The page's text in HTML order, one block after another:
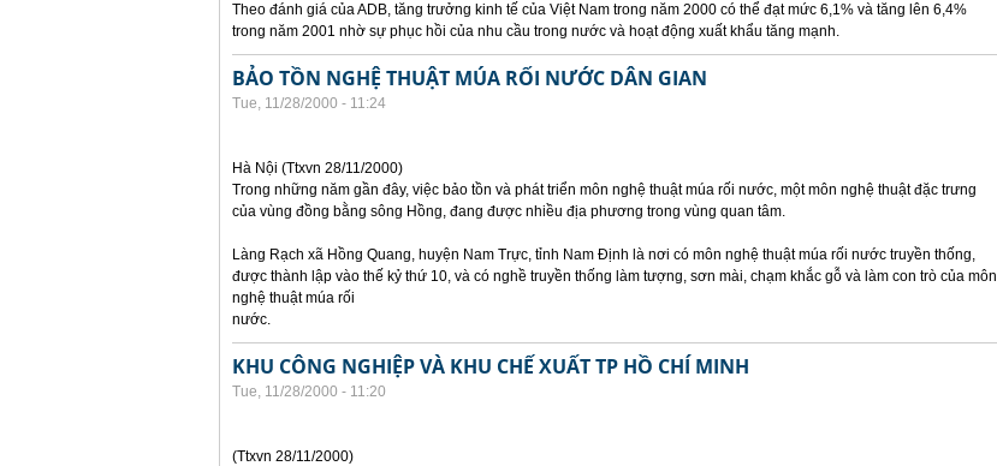
Theo đánh giá của ADB, tăng trưởng kinh tế của Việt Nam trong năm 2000 có thể đạt mức 6,1% và tăng lên 6,4%
trong năm 2001 nhờ sự phục hồi của nhu cầu trong nước và hoạt động xuất khẩu tăng mạnh.
BẢO TỒN NGHỆ THUẬT MÚA RỐI NƯỚC DÂN GIAN
Tue, 11/28/2000 - 11:24
Hà Nội (Ttxvn 28/11/2000)
Trong những năm gần đây, việc bảo tồn và phát triển môn nghệ thuật múa rối nước, một môn nghệ thuật đặc trưng
của vùng đồng bằng sông Hồng, đang được nhiều địa phương trong vùng quan tâm.
Làng Rạch xã Hồng Quang, huyện Nam Trực, tỉnh Nam Định là nơi có môn nghệ thuật múa rối nước truyền thống,
được thành lập vào thế kỷ thứ 10, và có nghề truyền thống làm tượng, sơn mài, chạm khắc gỗ và làm con trò của môn
nghệ thuật múa rối
nước.
KHU CÔNG NGHIỆP VÀ KHU CHẾ XUẤT TP HỒ CHÍ MINH
Tue, 11/28/2000 - 11:20
(Ttxvn 28/11/2000)